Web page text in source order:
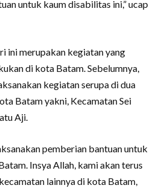
untuk kaum disabilitas ini,” ucap
ini merupakan kegiatan yang
di kota Batam. Sebelumnya,
kegiatan serupa di dua
Batam yakni, Kecamatan Sei
Aji.
pemberian bantuan untuk
Insya Allah, kami akan terus
lainnya di kota Batam,